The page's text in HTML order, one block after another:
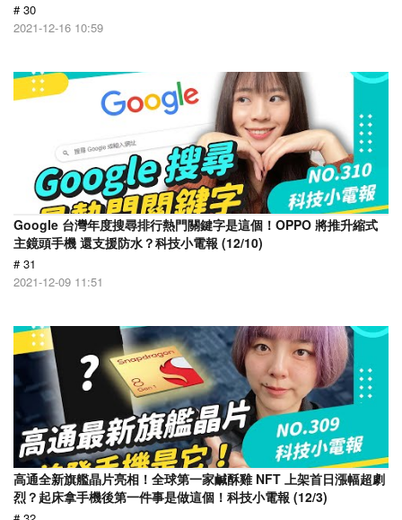
# 30
2021-12-16 10:59
Google 台灣年度搜尋排行熱門關鍵字是這個！OPPO 將推升縮式
主鏡頭手機 還支援防水？科技小電報 (12/10)
# 31
2021-12-09 11:51
高通全新旗艦晶片亮相！全球第一家鹹酥雞 NFT 上架首日漲幅超劇
烈？起床拿手機後第一件事是做這個！科技小電報 (12/3)